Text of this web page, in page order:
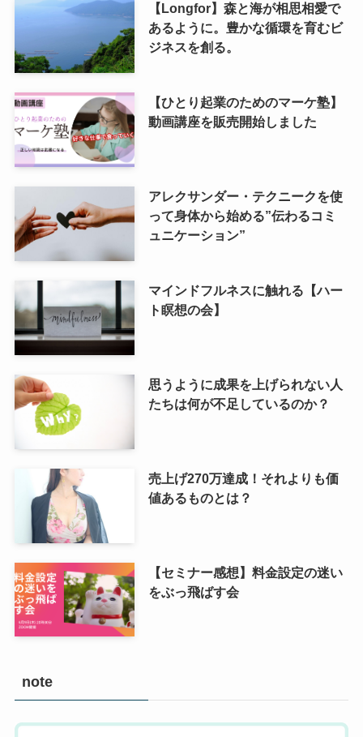
【Longfor】森と海が相思相愛で
あるように。豊かな循環を育むビ
ジネスを創る。
【ひとり起業のためのマーケ塾】
動画講座を販売開始しました
アレクサンダー・テクニークを使
って身体から始める”伝わるコミ
ュニケーション”
マインドフルネスに触れる【ハー
ト瞑想の会】
思うように成果を上げられない人
たちは何が不足しているのか？
売上げ270万達成！それよりも価
値あるものとは？
【セミナー感想】料金設定の迷い
をぶっ飛ばす会
note